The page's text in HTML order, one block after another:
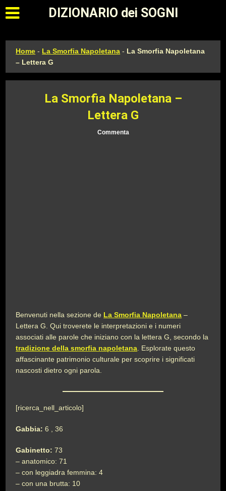
Apri il menu principale
DIZIONARIO dei SOGNI
Home - La Smorfia Napoletana - La Smorfia Napoletana
– Lettera G
La Smorfia Napoletana –
Lettera G
Commenta
Benvenuti nella sezione de La Smorfia Napoletana –
Lettera G. Qui troverete le interpretazioni e i numeri
associati alle parole che iniziano con la lettera G, secondo la
tradizione della smorfia napoletana . Esplorate questo
affascinante patrimonio culturale per scoprire i significati
nascosti dietro ogni parola.
[ricerca_nell_articolo]
Gabbia:6 , 36
Gabinetto: 73
– anatomico: 71
– con leggiadra femmina: 4
– con una brutta: 10